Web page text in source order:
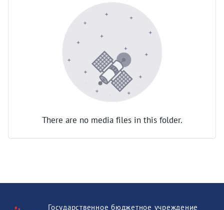
There are no media files in this folder.
Государственное бюджетное учреждение